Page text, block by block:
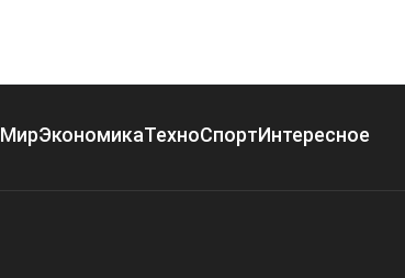
МирЭкономикаТехноСпортИнтересное